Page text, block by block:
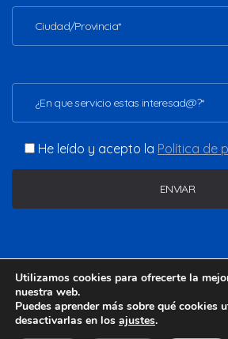
¿En que servicio estas interesad@?*
He leído y acepto la Política de
derechos reservados.
Utilizamos cookies para ofrecerte la
nuestra web.
Puedes aprender más sobre qué cookies
desactivarlas en los ajustes.